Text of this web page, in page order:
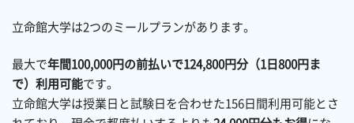
立命館大学は2つのミールプランがあります。
最大で年間100,000円の前払いで124,800円分（1日800円ま
で）利用可能です。
立命館大学は授業日と試験日を合わせた156日間利用可能とさ